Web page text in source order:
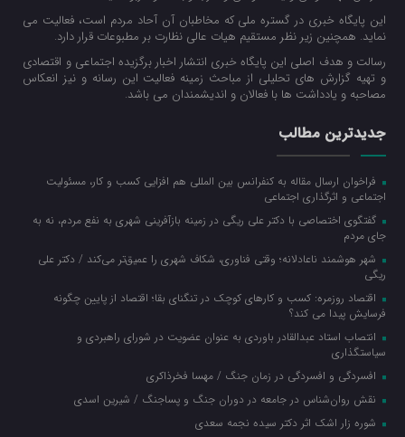
این پایگاه خبری در گستره ملی که مخاطبان آن آحاد مردم است، فعالیت می
نماید. همچنین زیر نظر مستقیم هیات عالی نظارت بر مطبوعات قرار دارد.
رسالت و هدف اصلی این پایگاه خبری انتشار اخبار برگزیده اجتماعی و اقتصادی
و تهیه گزارش های تحلیلی از مباحث زمینه فعالیت این رسانه و نیز انعکاس
مصاحبه و یادداشت ها با فعالان و اندیشمندان می باشد.
جدیدترین مطالب
فراخوان ارسال مقاله به کنفرانس بین المللی هم افزایی کسب و کار، مسئولیت
اجتماعی و اثرگذاری اجتماعی
گفتگوی اختصاصی با دکتر علی ریگی در زمینه بازآفرینی شهری به نفع مردم، نه به
جای مردم
شهر هوشمند ناعادلانه؛ وقتی فناوری، شکاف شهری را عمیق‌تر می‌کند / دکتر علی
ریگی
اقتصاد روزمره: کسب‌ و کارهای کوچک در تنگنای بقا؛ اقتصاد از پایین چگونه
فرسایش پیدا می کند؟
انتصاب استاد عبدالقادر باوردی به عنوان عضویت در شورای راهبردی و
سیاستگذاری
افسردگی و افسردگی در زمان جنگ / مهسا فخرذاکری
نقش روان‌شناس در جامعه در دوران جنگ و پساجنگ / شیرین اسدی
شوره زار اشک اثر دکتر سیده نجمه سعدی